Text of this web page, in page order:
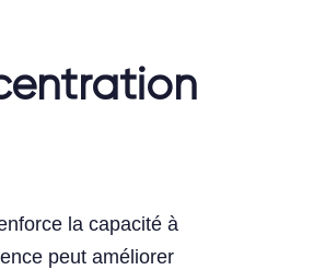
la capacité à
peut améliorer